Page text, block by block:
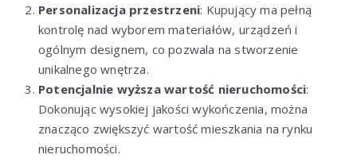
Personalizacja przestrzeni: Kupujący ma pełną
kontrolę nad wyborem materiałów, urządzeń i
ogólnym designem, co pozwala na stworzenie
unikalnego wnętrza.
Potencjalnie wyższa wartość nieruchomości:
Dokonując wysokiej jakości wykończenia, można
znacząco zwiększyć wartość mieszkania na rynku
nieruchomości.